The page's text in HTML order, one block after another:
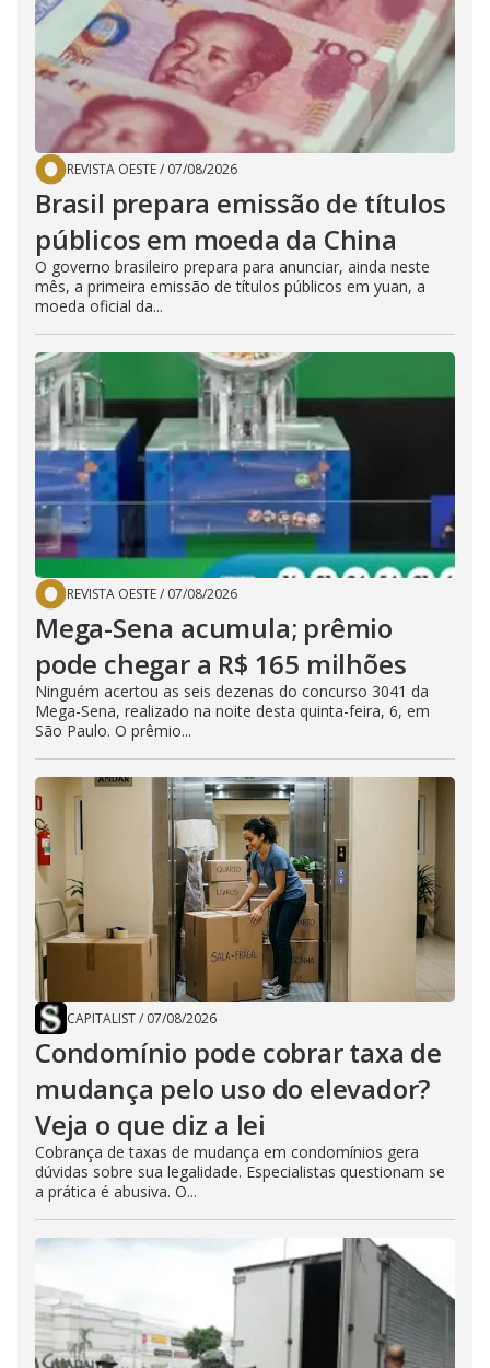
REVISTA OESTE/ 07/08/2026
Brasil prepara emissão de títulos
públicos em moeda da China
O governo brasileiro prepara para anunciar, ainda neste
mês, a primeira emissão de títulos públicos em yuan, a
moeda oficial da...
REVISTA OESTE/ 07/08/2026
Mega-Sena acumula; prêmio
pode chegar a R$ 165 milhões
Ninguém acertou as seis dezenas do concurso 3041 da
Mega-Sena, realizado na noite desta quinta-feira, 6, em
São Paulo. O prêmio...
CAPITALIST/ 07/08/2026
Condomínio pode cobrar taxa de
mudança pelo uso do elevador?
Veja o que diz a lei
Cobrança de taxas de mudança em condomínios gera
dúvidas sobre sua legalidade. Especialistas questionam se
a prática é abusiva. O...